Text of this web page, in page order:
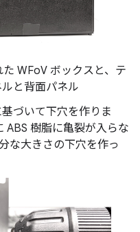
WFoV ボックスと、テ
と背面パネル
づいて下穴を作りま
ABS 樹脂に亀裂が入らな
な大きさの下穴を作っ